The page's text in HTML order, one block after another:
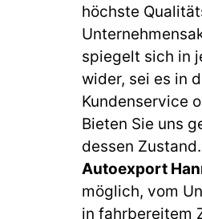
höchste
spiegelt sich in
wider, sei es in
Kundenservice
Bieten Sie uns
dessen
Autoexport
möglich, vom
in fahrbereitem